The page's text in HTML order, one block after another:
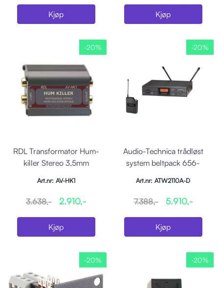
Kjøp Kjøp
-20%
RDL Transformator Hum-
killer Stereo 3,5mm
Art.nr: AV-HK1
3.638,- 2.910,-
Kjøp
-20%
Audio-Technica trådløst
system beltpack 656-
Art.nr: ATW2110A-D
7.388,- 5.910,-
Kjøp
-20% -20%